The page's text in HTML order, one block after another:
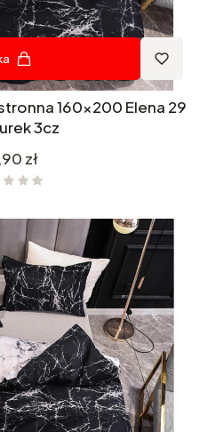
160x200 Elena 29
3cz
zł